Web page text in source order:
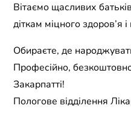
Вітаємо щасливих
діткам міцного здоров’я
Обираєте, де
Професійно,
Закарпатті!
Пологове відділення